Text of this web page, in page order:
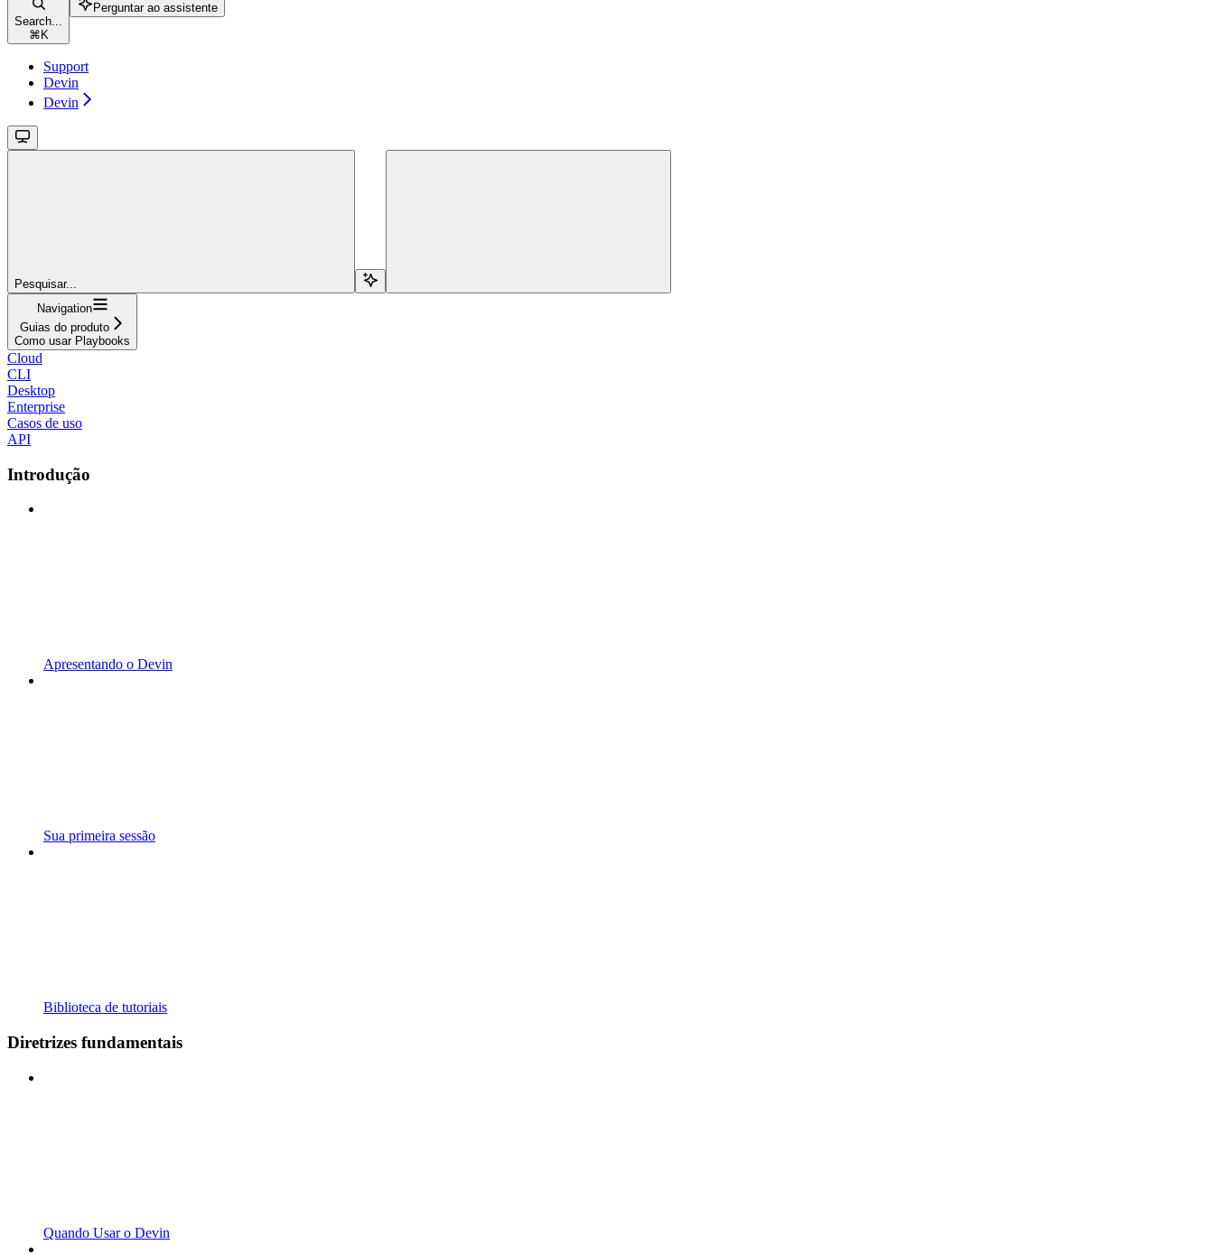
Search...
⌘ K
Perguntar ao assistente
Support
Devin
Devin
Pesquisar...
Navigation
Guias do produto
Como usar Playbooks
Cloud
CLI
Desktop
Enterprise
Casos de uso
API
Introdução
Apresentando o Devin
Sua primeira sessão
Biblioteca de tutoriais
Diretrizes fundamentais
Quando Usar o Devin